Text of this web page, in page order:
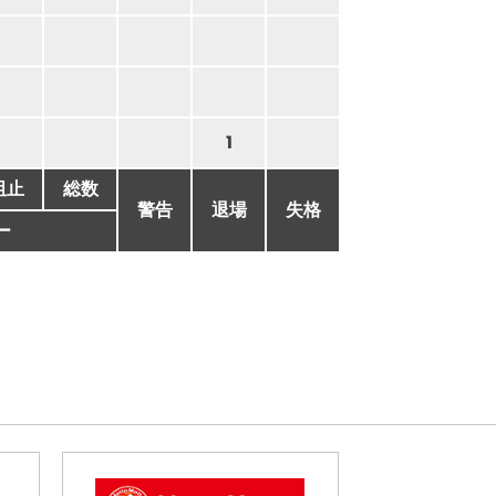
1
止
総数
警告
退場
失格